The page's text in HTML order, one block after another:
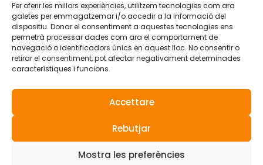
Per oferir les millors experiències, utilitzem tecnologies com ara
galetes per emmagatzemar i/o accedir a la informació del
dispositiu. Donar el consentiment a aquestes tecnologies ens
permetrà processar dades com ara el comportament de
navegació o identificadors únics en aquest lloc. No consentir o
retirar el consentiment, pot afectar negativament determinades
característiques i funcions.
Accettare
Rebutjar
Mostra les preferències
Canal ètic
Política de privacidad
Política de Cookies
© 2025 Tots els drets reservats.